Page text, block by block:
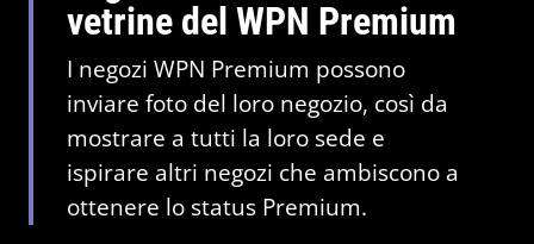
vetrine del WPN Premium
I negozi WPN Premium possono
inviare foto del loro negozio, così da
mostrare a tutti la loro sede e
ispirare altri negozi che ambiscono a
ottenere lo status Premium.